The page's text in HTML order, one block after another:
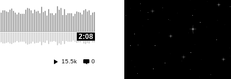
2:08
15.5k 0